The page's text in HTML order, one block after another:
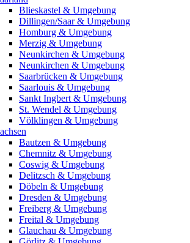
Blieskastel & Umgebung
Dillingen/Saar & Umgebung
Homburg & Umgebung
Merzig & Umgebung
Neunkirchen & Umgebung
Neunkirchen & Umgebung
Saarbrücken & Umgebung
Saarlouis & Umgebung
Sankt Ingbert & Umgebung
St. Wendel & Umgebung
Völklingen & Umgebung
Bautzen & Umgebung
Chemnitz & Umgebung
Coswig & Umgebung
Delitzsch & Umgebung
Döbeln & Umgebung
Dresden & Umgebung
Freiberg & Umgebung
Freital & Umgebung
Glauchau & Umgebung